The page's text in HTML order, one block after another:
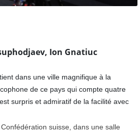
Ion Gnatiuc
dans une ville magnifique à la
de ce pays qui compte quatre
surpris et admiratif de la facilité avec
suisse, dans une salle